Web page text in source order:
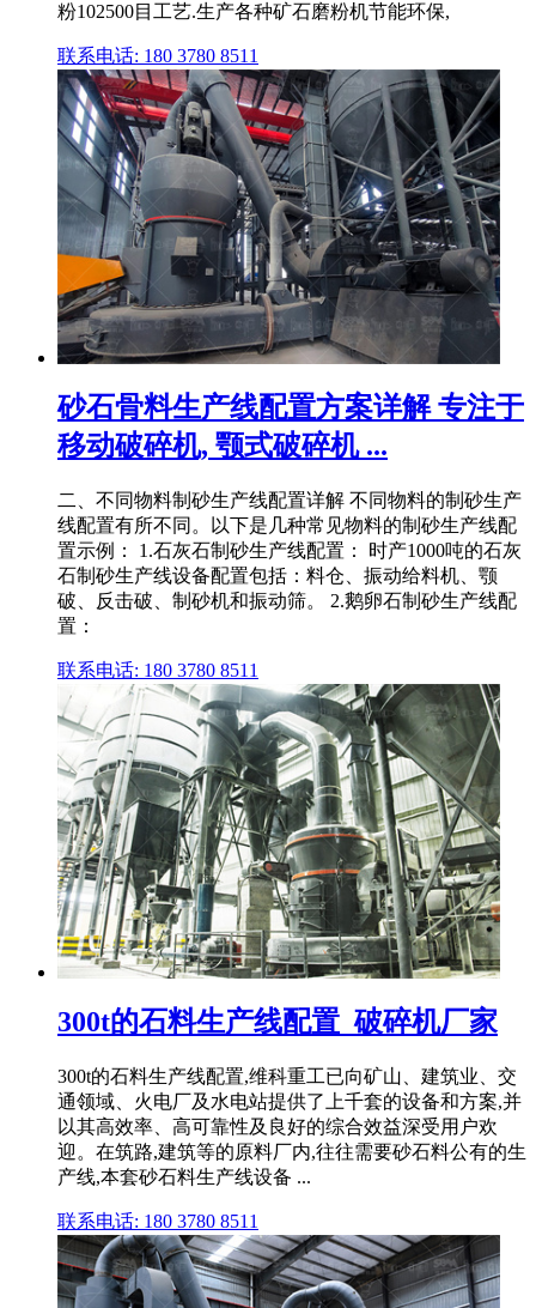
粉102500目工艺.生产各种矿石磨粉机节能环保,
联系电话: 180 3780 8511
砂石骨料生产线配置方案详解 专注于
移动破碎机, 颚式破碎机 ...
二、不同物料制砂生产线配置详解 不同物料的制砂生产
线配置有所不同。以下是几种常见物料的制砂生产线配
置示例： 1.石灰石制砂生产线配置： 时产1000吨的石灰
石制砂生产线设备配置包括：料仓、振动给料机、颚
破、反击破、制砂机和振动筛。 2.鹅卵石制砂生产线配
置：
联系电话: 180 3780 8511
300t的石料生产线配置_破碎机厂家
300t的石料生产线配置,维科重工已向矿山、建筑业、交
通领域、火电厂及水电站提供了上千套的设备和方案,并
以其高效率、高可靠性及良好的综合效益深受用户欢
迎。在筑路,建筑等的原料厂内,往往需要砂石料公有的生
产线,本套砂石料生产线设备 ...
联系电话: 180 3780 8511